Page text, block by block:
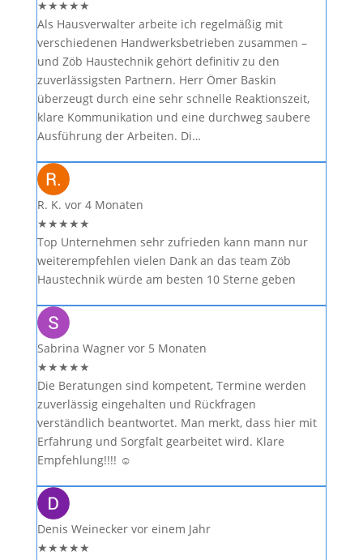
★★★★★
Als Hausverwalter arbeite ich regelmäßig mit
verschiedenen Handwerksbetrieben zusammen –
und Zöb Haustechnik gehört definitiv zu den
zuverlässigsten Partnern. Herr Ömer Baskin
überzeugt durch eine sehr schnelle Reaktionszeit,
klare Kommunikation und eine durchweg saubere
Ausführung der Arbeiten. Di…
R. K. vor 4 Monaten
★★★★★
Top Unternehmen sehr zufrieden kann mann nur
weiterempfehlen vielen Dank an das team Zöb
Haustechnik würde am besten 10 Sterne geben
Sabrina Wagner vor 5 Monaten
★★★★★
Die Beratungen sind kompetent, Termine werden
zuverlässig eingehalten und Rückfragen
verständlich beantwortet. Man merkt, dass hier mit
Erfahrung und Sorgfalt gearbeitet wird. Klare
Empfehlung!!!! ☺️
Denis Weinecker vor einem Jahr
★★★★★